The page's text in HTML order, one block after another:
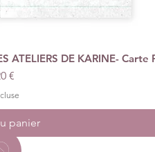
DE KARINE- Carte
€
panier